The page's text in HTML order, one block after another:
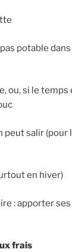
potable dans
si le temps
salir (pour
en hiver)
: apporter ses
frais